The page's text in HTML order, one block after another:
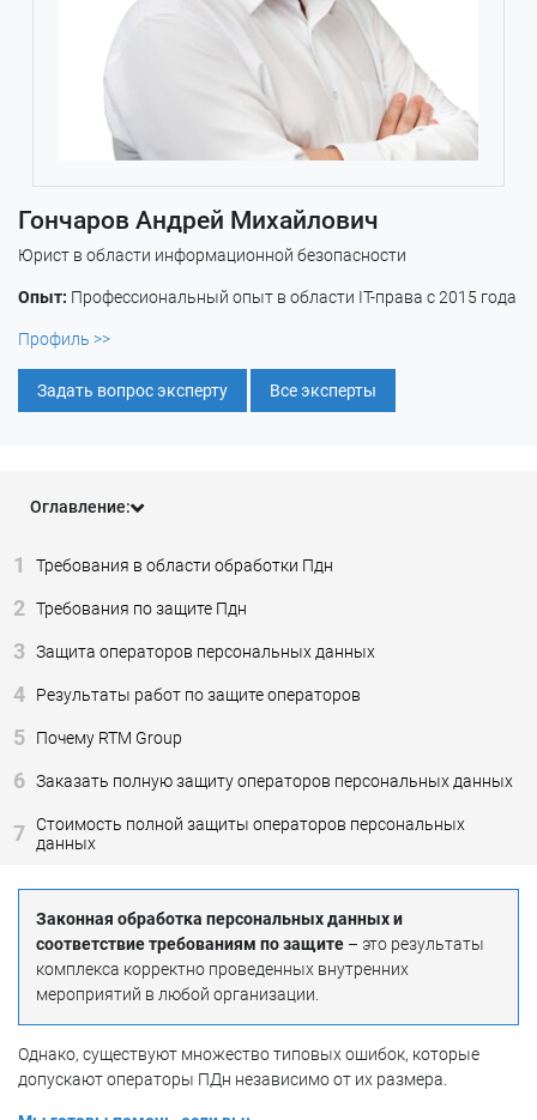
Гончаров Андрей Михайлович
Юрист в области информационной безопасности
Опыт: Профессиональный опыт в области IT-права с 2015 года
Профиль >>
Задать вопрос эксперту Все эксперты
Оглавление:
1 Требования в области обработки Пдн
2 Требования по защите Пдн
3 Защита операторов персональных данных
4 Результаты работ по защите операторов
5 Почему RTM Group
6 Заказать полную защиту операторов персональных данных
7 Стоимость полной защиты операторов персональных
данных
Законная обработка персональных данных и
соответствие требованиям по защите – это результаты
комплекса корректно проведенных внутренних
мероприятий в любой организации.
Однако, существуют множество типовых ошибок, которые
допускают операторы ПДн независимо от их размера.